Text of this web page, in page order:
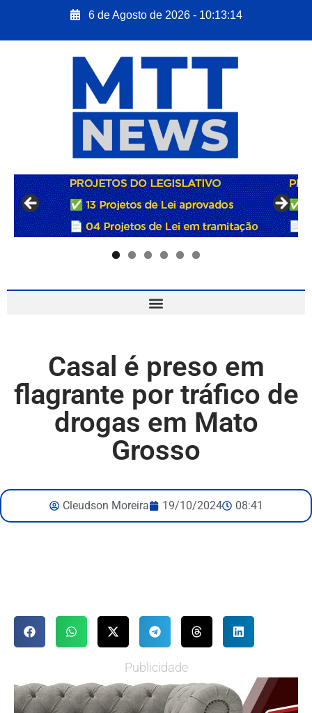
6 de Agosto de 2026 - 10:13:15
Casal é preso em
flagrante por tráfico de
drogas em Mato
Grosso
Cleudson Moreira 19/10/2024 08:41
Publicidade